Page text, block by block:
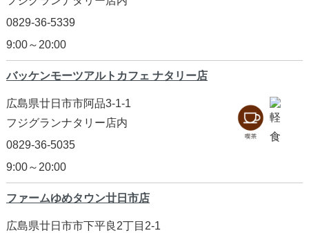
0829-36-5339
9:00～20:00
バッケンモーツアルトカフェ ナタリー店
広島県廿日市市阿品3-1-1
フジグランナタリー店内
0829-36-5035
9:00～20:00
ファームゆめタウン廿日市店
広島県廿日市市下平良2丁目2-1